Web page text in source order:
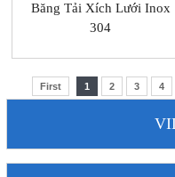
Băng Tải Xích Lưới Inox
304
First 1 2 3 4